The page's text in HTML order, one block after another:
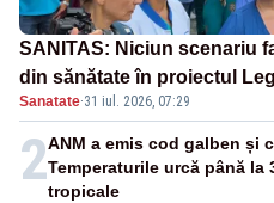
SANITAS: Niciun scenariu
din sănătate în proiectul
Sanatate·31 iul. 2026, 07:29
2ANM a emis cod galben și
Temperaturile urcă până la
tropicale